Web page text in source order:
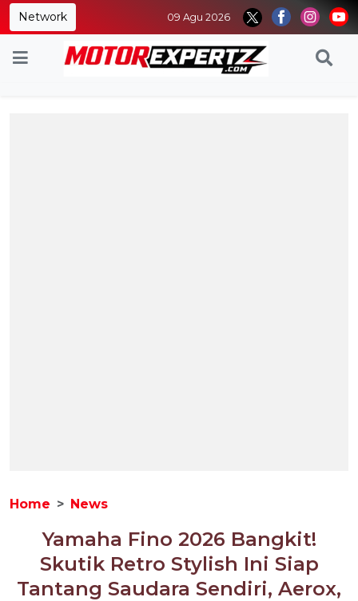
Network 09 Agu 2026
Home News
Yamaha Fino 2026 Bangkit!
Skutik Retro Stylish Ini Siap
Tantang Saudara Sendiri, Aerox,